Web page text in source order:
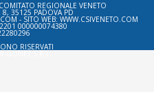
REGIONALE VENETO
8, 35125 PADOVA PD
- SITO WEB: WWW.CSIVENETO.COM
000000074380
RISERVATI